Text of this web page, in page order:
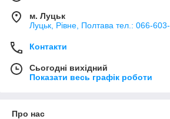
м. Луцьк
Луцьк, Рівне, Полтава тел.: 066-
Контакти
Сьогодні вихідний
Показати весь графік роботи
Про нас